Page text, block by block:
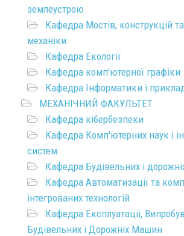
землеустрою
Кафедра Мостів, конструкцій
механіки
Кафедра Екології
Кафедра комп'ютерної графіки
Кафедра Інформатики і
МЕХАНІЧНИЙ ФАКУЛЬТЕТ
Кафедра кібербезпеки
Кафедра Комп'ютерних наук і
систем
Кафедра Будівельних і
Кафедра Автоматизації та
інтегрованих технологій
Кафедра Експлуатаціі,
Будівельних і Дорожніх Машин